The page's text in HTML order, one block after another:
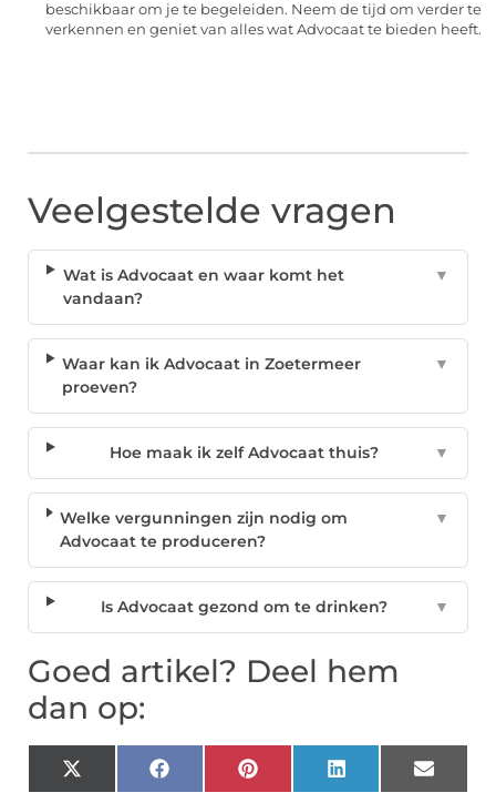
beschikbaar om je te begeleiden. Neem de tijd om verder te
verkennen en geniet van alles wat Advocaat te bieden heeft.
Veelgestelde vragen
Wat is Advocaat en waar komt het
vandaan?
▼
Waar kan ik Advocaat in Zoetermeer
proeven?
▼
Hoe maak ik zelf Advocaat thuis? ▼
Welke vergunningen zijn nodig om
Advocaat te produceren?
▼
Is Advocaat gezond om te drinken? ▼
Goed artikel? Deel hem
dan op:
X
(Twitter)
Facebook Pinterest LinkedIn Email